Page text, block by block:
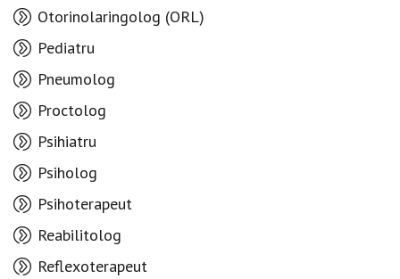
Otorinolaringolog (ORL)
Pediatru
Pneumolog
Proctolog
Psihiatru
Psiholog
Psihoterapeut
Reabilitolog
Reflexoterapeut